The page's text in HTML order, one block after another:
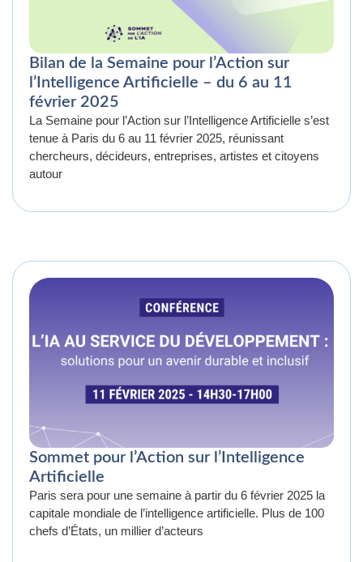
Bilan de la Semaine pour l’Action sur
l’Intelligence Artificielle – du 6 au 11
février 2025
La Semaine pour l’Action sur l’Intelligence Artificielle s’est
tenue à Paris du 6 au 11 février 2025, réunissant
chercheurs, décideurs, entreprises, artistes et citoyens
autour
Sommet pour l’Action sur l’Intelligence
Artificielle
Paris sera pour une semaine à partir du 6 février 2025 la
capitale mondiale de l’intelligence artificielle. Plus de 100
chefs d’États, un millier d’acteurs